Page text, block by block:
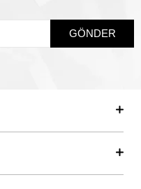
GÖNDER